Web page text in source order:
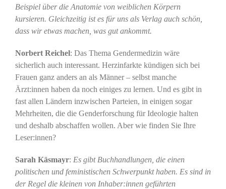
Beispiel über die Anatomie von weiblichen Körpern
kursieren. Gleichzeitig ist es für uns als Verlag auch schön,
dass wir etwas machen, was gut ankommt.
Norbert Reichel: Das Thema Gendermedizin wäre
sicherlich auch interessant. Herzinfarkte kündigen sich bei
Frauen ganz anders an als Männer – selbst manche
Ärzt:innen haben da noch einiges zu lernen. Und es gibt in
fast allen Ländern inzwischen Parteien, in einigen sogar
Mehrheiten, die die Genderforschung für Ideologie halten
und deshalb abschaffen wollen. Aber wie finden Sie Ihre
Leser:innen?
Sarah Käsmayr: Es gibt Buchhandlungen, die einen
politischen und feministischen Schwerpunkt haben. Es sind in
der Regel die kleinen von Inhaber:innen geführten